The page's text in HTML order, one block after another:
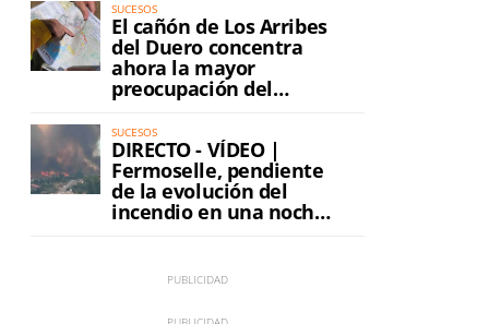
SUCESOS
El cañón de Los Arribes
del Duero concentra
ahora la mayor
preocupación del
SUCESOS
DIRECTO - VÍDEO |
Fermoselle, pendiente
de la evolución del
incendio en una noche